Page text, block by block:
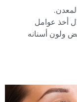
أخذ عوامل
ولون أسنانه